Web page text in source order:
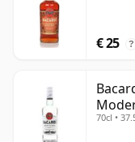
€ 25 ?
70cl •